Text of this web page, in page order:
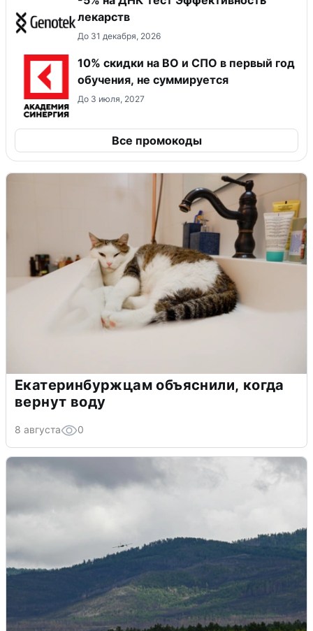
лекарств
До 31 декабря, 2026
10% скидки на ВО и СПО в первый год
обучения, не суммируется
До 3 июля, 2027
Все промокоды
Екатеринбуржцам объяснили, когда
вернут воду
8 августа 0